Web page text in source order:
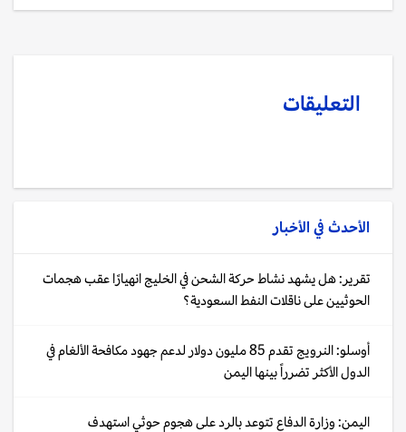
التعليقات
الأحدث في الأخبار
تقرير: هل يشهد نشاط حركة الشحن في الخليج انهيارًا عقب هجمات
الحوثيين على ناقلات النفط السعودية؟
أوسلو: النرويج تقدم 85 مليون دولار لدعم جهود مكافحة الألغام في
الدول الأكثر تضرراً بينها اليمن
اليمن: وزارة الدفاع تتوعد بالرد على هجوم حوثي استهدف